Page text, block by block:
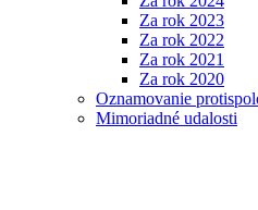
Za rok 2023
Za rok 2022
Za rok 2021
Za rok 2020
Oznamovanie
Mimoriadné udalosti